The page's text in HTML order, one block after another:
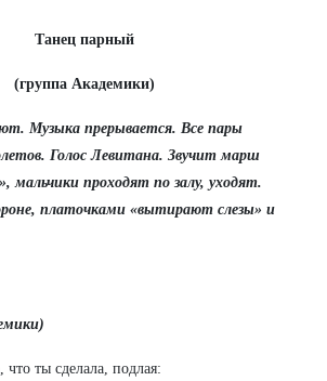
Танец парный
(группа Академики)
Музыка прерывается. Все пары
Голос Левитана. Звучит марш
мальчики проходят по залу, уходят.
платочками «вытирают слезы» и
ты сделала, подлая: